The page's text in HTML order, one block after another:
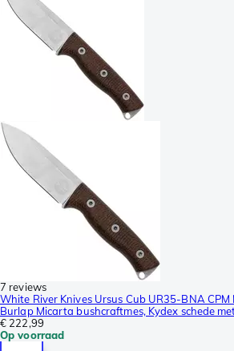
7 reviews
White River Knives Ursus Cub UR35-BNA
Burlap Micarta bushcraftmes, Kydex schede
€ 222,99
Op voorraad